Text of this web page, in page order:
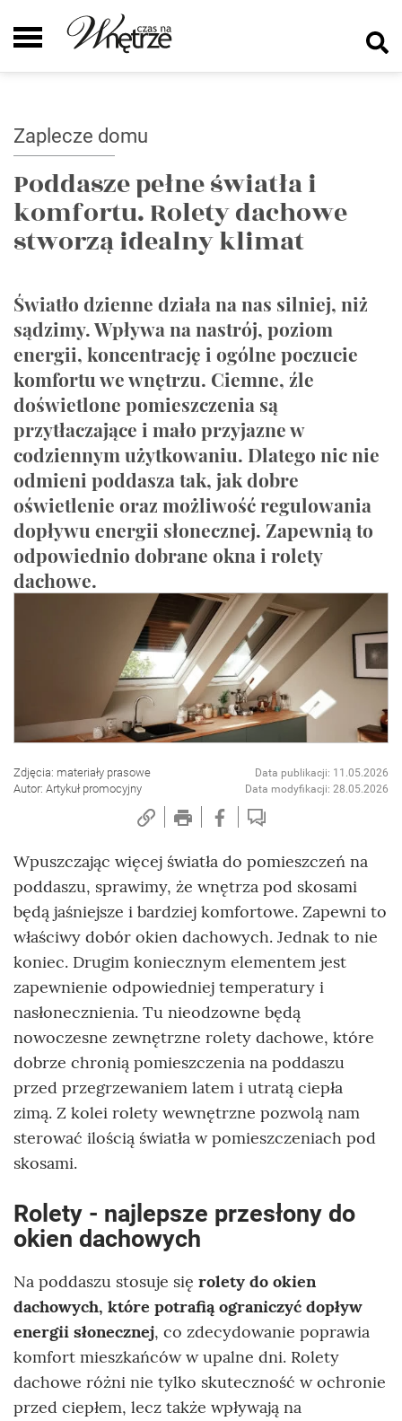
Zaplecze domu
Poddasze pełne światła i
komfortu. Rolety dachowe
stworzą idealny klimat
Światło dzienne działa na nas silniej, niż
sądzimy. Wpływa na nastrój, poziom
energii, koncentrację i ogólne poczucie
komfortu we wnętrzu. Ciemne, źle
doświetlone pomieszczenia są
przytłaczające i mało przyjazne w
codziennym użytkowaniu. Dlatego nic nie
odmieni poddasza tak, jak dobre
oświetlenie oraz możliwość regulowania
dopływu energii słonecznej. Zapewnią to
odpowiednio dobrane okna i rolety
dachowe.
Zdjęcia: materiały prasowe
Autor: Artykuł promocyjny
Data publikacji: 11.05.2026
Data modyfikacji: 28.05.2026
Wpuszczając więcej światła do pomieszczeń na
poddaszu, sprawimy, że wnętrza pod skosami
będą jaśniejsze i bardziej komfortowe. Zapewni to
właściwy dobór okien dachowych. Jednak to nie
koniec. Drugim koniecznym elementem jest
zapewnienie odpowiedniej temperatury i
nasłonecznienia. Tu nieodzowne będą
nowoczesne zewnętrzne rolety dachowe, które
dobrze chronią pomieszczenia na poddaszu
przed przegrzewaniem latem i utratą ciepła
zimą. Z kolei rolety wewnętrzne pozwolą nam
sterować ilością światła w pomieszczeniach pod
skosami.
Rolety - najlepsze przesłony do
okien dachowych
Na poddaszu stosuje się rolety do okien
dachowych, które potrafią ograniczyć dopływ
energii słonecznej, co zdecydowanie poprawia
komfort mieszkańców w upalne dni. Rolety
dachowe różni nie tylko skuteczność w ochronie
przed ciepłem, lecz także wpływają na